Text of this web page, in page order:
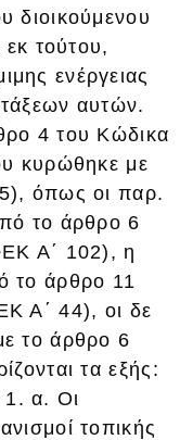
διοικούμενου
εκ τούτου,
ενέργειας
αυτών.
4 του Κώδικα
κυρώθηκε με
όπως οι παρ.
το άρθρο 6
Α΄ 102), η
το άρθρο 11
Α΄ 44), οι δε
το άρθρο 6
τα εξής:
α. Οι
τοπικής